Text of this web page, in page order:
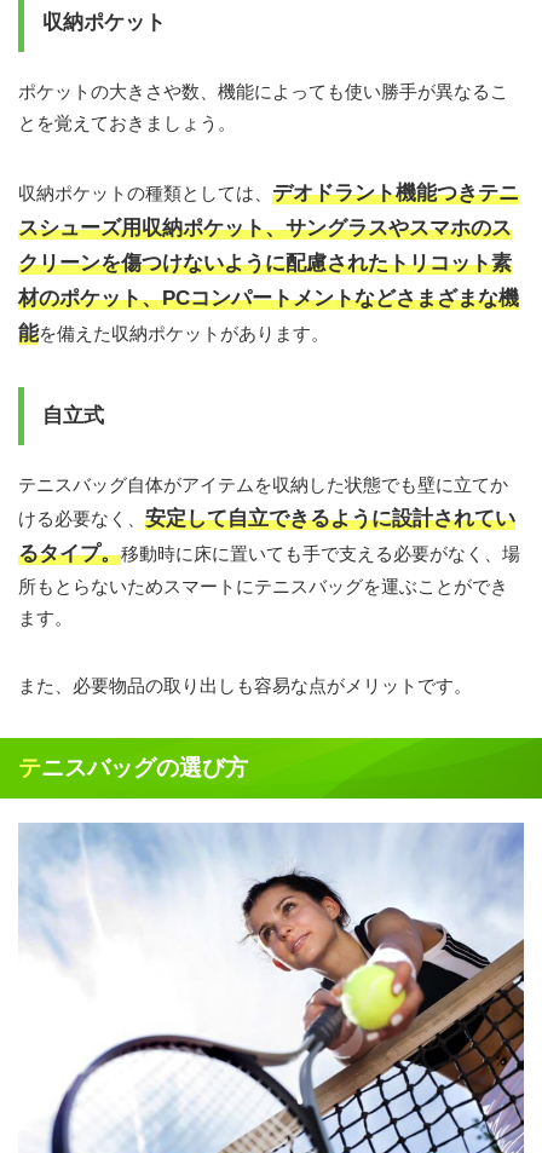
収納ポケット
ポケットの大きさや数、機能によっても使い勝手が異なるこ
とを覚えておきましょう。
収納ポケットの種類としては、 デオドラント機能つきテニ
スシューズ用収納ポケット、サングラスやスマホのス
クリーンを傷つけないように配慮されたトリコット素
材のポケット、PCコンパートメントなどさまざまな機
能を備えた収納ポケットがあります。
自立式
テニスバッグ自体がアイテムを収納した状態でも壁に立てか
ける必要なく、 安定して自立できるように設計されてい
るタイプ。移動時に床に置いても手で支える必要がなく、場
所もとらないためスマートにテニスバッグを運ぶことができ
ます。
また、必要物品の取り出しも容易な点がメリットです。
テニスバッグの選び方